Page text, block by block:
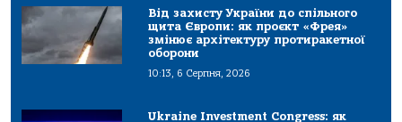
Від захисту України до спільного
щита Європи: як проєкт «Фрея»
змінює архітектуру протиракетної
оборони
10:13, 6 Серпня, 2026
Ukraine Investment Congress: як